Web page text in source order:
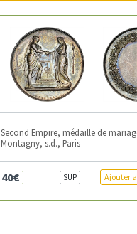
Second Empire, médaille de
Montagny, s.d., Paris
40€ SUP Ajouter